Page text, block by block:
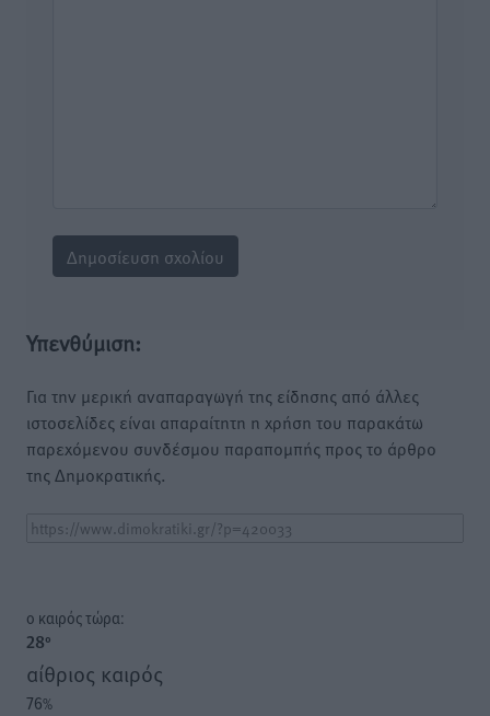
Υπενθύμιση:
Για την μερική αναπαραγωγή της είδησης από άλλες
ιστοσελίδες είναι απαραίτητη η χρήση του παρακάτω
παρεχόμενου συνδέσμου παραπομπής προς το άρθρο
της Δημοκρατικής.
o καιρός τώρα:
28°
αίθριος καιρός
76%